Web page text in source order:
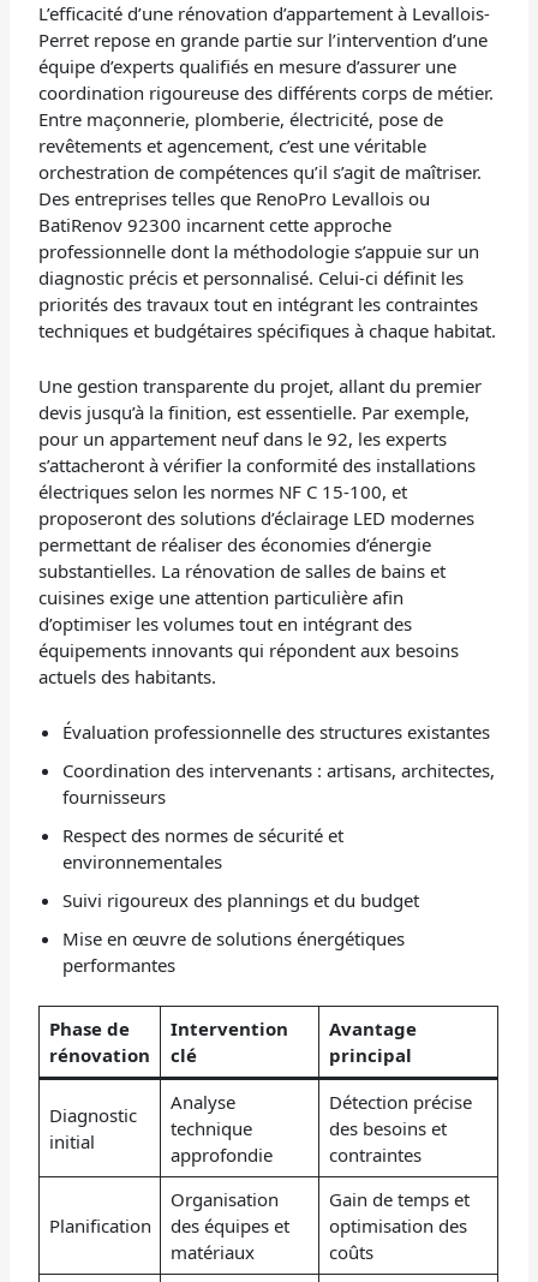
L’efficacité d’une rénovation d’appartement à Levallois-
Perret repose en grande partie sur l’intervention d’une
équipe d’experts qualifiés en mesure d’assurer une
coordination rigoureuse des différents corps de métier.
Entre maçonnerie, plomberie, électricité, pose de
revêtements et agencement, c’est une véritable
orchestration de compétences qu’il s’agit de maîtriser.
Des entreprises telles que RenoPro Levallois ou
BatiRenov 92300 incarnent cette approche
professionnelle dont la méthodologie s’appuie sur un
diagnostic précis et personnalisé. Celui-ci définit les
priorités des travaux tout en intégrant les contraintes
techniques et budgétaires spécifiques à chaque habitat.
Une gestion transparente du projet, allant du premier
devis jusqu’à la finition, est essentielle. Par exemple,
pour un appartement neuf dans le 92, les experts
s’attacheront à vérifier la conformité des installations
électriques selon les normes NF C 15-100, et
proposeront des solutions d’éclairage LED modernes
permettant de réaliser des économies d’énergie
substantielles. La rénovation de salles de bains et
cuisines exige une attention particulière afin
d’optimiser les volumes tout en intégrant des
équipements innovants qui répondent aux besoins
actuels des habitants.
Évaluation professionnelle des structures existantes
Coordination des intervenants : artisans, architectes,
fournisseurs
Respect des normes de sécurité et
environnementales
Suivi rigoureux des plannings et du budget
Mise en œuvre de solutions énergétiques
performantes
Phase de
rénovation
Intervention
clé
Avantage
principal
Diagnostic
initial
Analyse
technique
approfondie
Détection précise
des besoins et
contraintes
Planification
Organisation
des équipes et
matériaux
Gain de temps et
optimisation des
coûts